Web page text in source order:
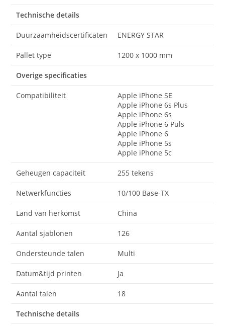
Technische details
Duurzaamheidscertificaten ENERGY STAR
Pallet type 1200 x 1000 mm
Overige specificaties
Compatibiliteit
Apple iPhone SE
Apple iPhone 6s Plus
Apple iPhone 6s
Apple iPhone 6 Puls
Apple iPhone 6
Apple iPhone 5s
Apple iPhone 5c
Geheugen capaciteit 255 tekens
Netwerkfuncties 10/100 Base-TX
Land van herkomst China
Aantal sjablonen 126
Ondersteunde talen Multi
Datum&tijd printen Ja
Aantal talen 18
Technische details